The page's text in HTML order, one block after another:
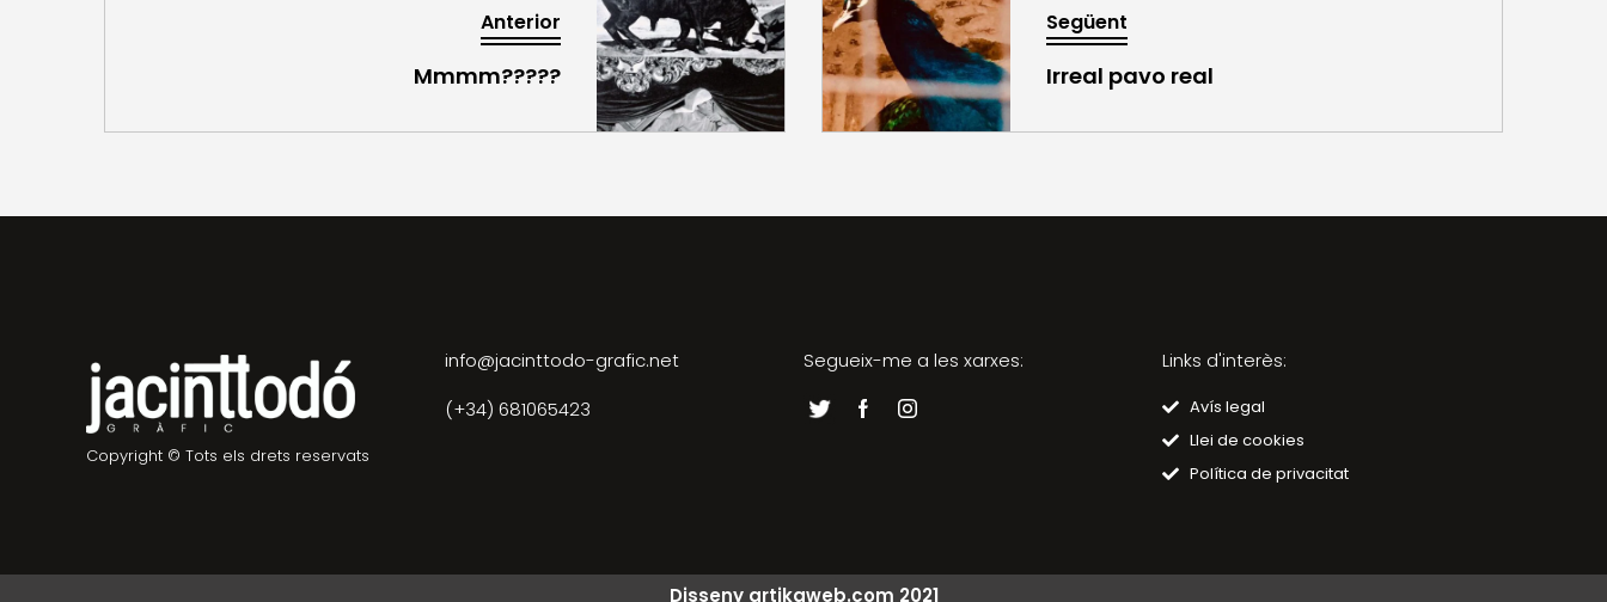
Anterior
Mmmm?????
Següent
Irreal pavo real
Copyright © Tots els drets reservats
info@jacinttodo-grafic.net
(+34) 681065423
Segueix-me a les xarxes: Links d'interès:
Avís legal
Llei de cookies
Política de privacitat
Disseny artikaweb.com 2021